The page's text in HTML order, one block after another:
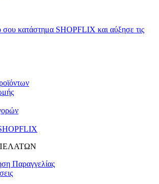
σου κατάστημα SHOPFLIX και αύξησε τις
Παραγγελίας